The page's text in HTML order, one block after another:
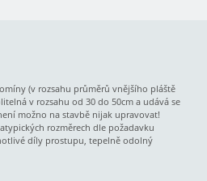
(v rozsahu průměrů vnějšího pláště
v rozsahu od 30 do 50cm a udává se
možno na stavbě nijak upravovat!
rozměrech dle požadavku
díly prostupu, tepelně odolný